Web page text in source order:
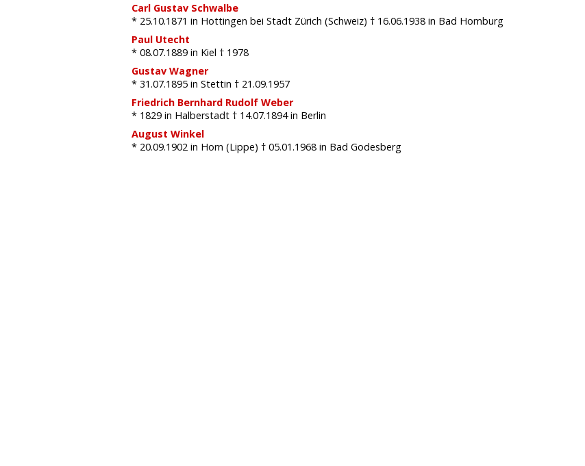
Carl Gustav Schwalbe
* 25.10.1871 in Hottingen bei Stadt Zürich (Schweiz) † 16.06.1938 in Bad Homburg
Paul Utecht
* 08.07.1889 in Kiel † 1978
Gustav Wagner
* 31.07.1895 in Stettin † 21.09.1957
Friedrich Bernhard Rudolf Weber
* 1829 in Halberstadt † 14.07.1894in Berlin
August Winkel
* 20.09.1902 in Horn (Lippe) † 05.01.1968 in Bad Godesberg